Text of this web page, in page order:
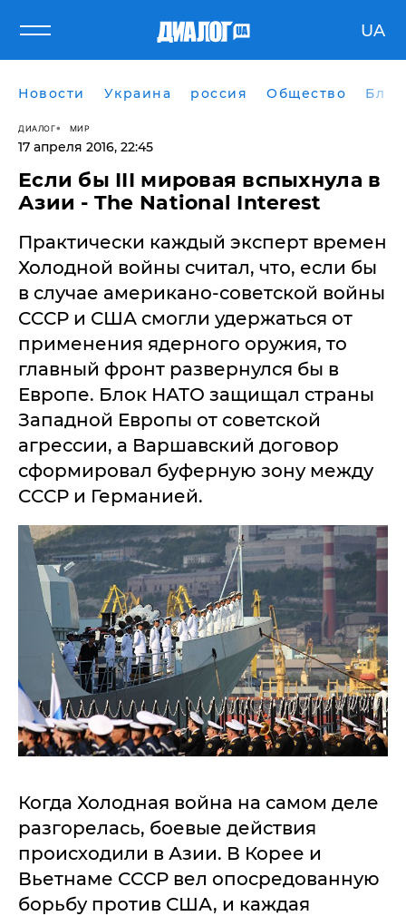
UA
Новости Украина россия Общество
ДИАЛОГ МИР
17 апреля 2016, 22:45
Если бы III мировая вспыхнула в
Азии - The National Interest
Практически каждый эксперт времен
Холодной войны считал, что, если бы
в случае американо-советской войны
СCСР и США смогли удержаться от
применения ядерного оружия, то
главный фронт развернулся бы в
Европе. Блок НАТО защищал страны
Западной Европы от советской
агрессии, а Варшавский договор
сформировал буферную зону между
СССР и Германией.
Когда Холодная война на самом деле
разгорелась, боевые действия
происходили в Азии. В Корее и
Вьетнаме СССР вел опосредованную
борьбу против США, и каждая